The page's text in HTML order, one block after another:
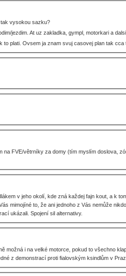
tak vysokou sazku?
jezdim. At uz zakladka, gympl, motorkari a
plati. Ovsem ja znam svuj casovej plan tak cca
FVE/větrníky za domy (tím myslím doslova,
v jeho okolí, kde zná každej fajn kout, a k
mimojíné to, že ani jednoho z Vás nemůže
ukázali. Spojení sil alternativy.
i na velké motorce, pokud to všechno
z demonstrací proti fialovským ksindlům v